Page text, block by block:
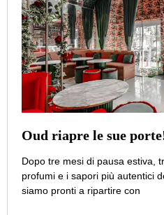
Oud riapre le sue
Dopo tre mesi di pausa estiva,
profumi e i sapori più autentici
siamo pronti a ripartire con